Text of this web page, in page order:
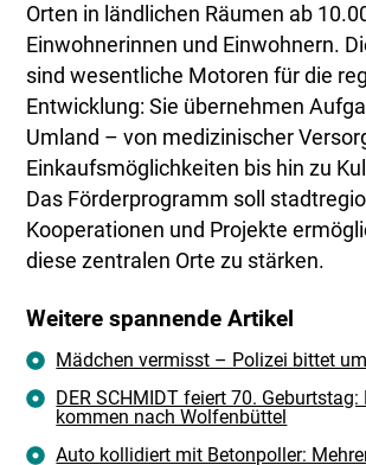
Orten in ländlichen Räumen ab
Einwohnerinnen und Einwohnern.
sind wesentliche Motoren für die
Entwicklung: Sie übernehmen
Umland – von medizinischer
Einkaufsmöglichkeiten bis hin zu
Das Förderprogramm soll
Kooperationen und Projekte
diese zentralen Orte zu stärken.
Weitere spannende Artikel
Mädchen vermisst – Polizei bittet
DER SCHMIDT feiert 70. Geburtstag:
kommen nach Wolfenbüttel
Auto kollidiert mit Betonpoller: